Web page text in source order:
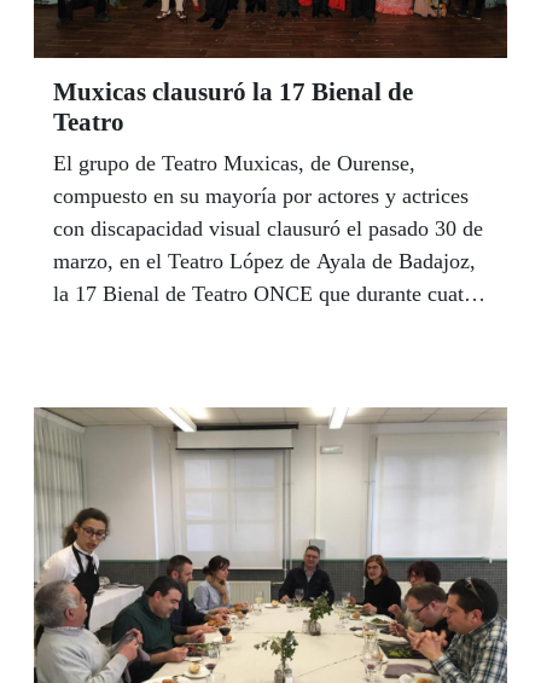
Muxicas clausuró la 17 Bienal de
Teatro
El grupo de Teatro Muxicas, de Ourense,
compuesto en su mayoría por actores y actrices
con discapacidad visual clausuró el pasado 30 de
marzo, en el Teatro López de Ayala de Badajoz,
la 17 Bienal de Teatro ONCE que durante cuatro
ubicado en la Plaza Minayo corrió a cargo del
alcalde de Badajoz, Francisco Javier Fragoso, y
el director general adjunto de Servicios Sociales
para Afiliados de la ONCE, Andrés Ramos,
acompañados por el delegado territorial de
Extremadura, Fernando Iglesias y el presidente
del Consejo Territorial, Venancio Ortiz, entre
otros.